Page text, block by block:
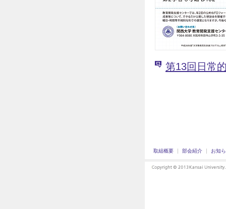
第13回日常
取組概要 部会紹介 お知